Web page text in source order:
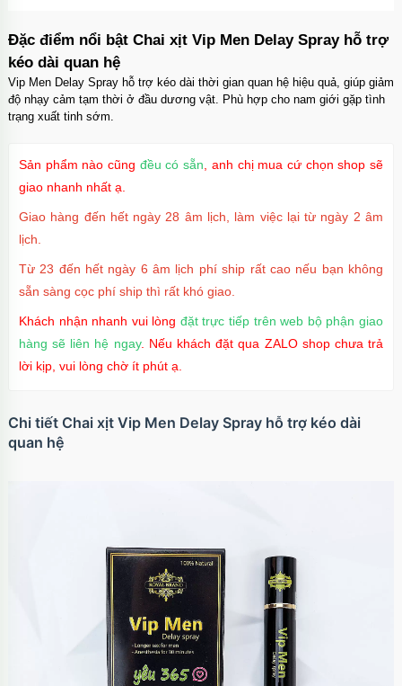
Đặc điểm nổi bật Chai xịt Vip Men Delay Spray hỗ trợ
kéo dài quan hệ
Vip Men Delay Spray hỗ trợ kéo dài thời gian quan hệ hiệu quả, giúp giảm
độ nhạy cảm tạm thời ở đầu dương vật. Phù hợp cho nam giới gặp tình
trạng xuất tinh sớm.
Sản phẩm nào cũng đều có sẵn , anh chị mua cứ chọn shop sẽ
giao nhanh nhất ạ.
Giao hàng đến hết ngày 28 âm lịch, làm việc lại từ ngày 2 âm
lịch.
Từ 23 đến hết ngày 6 âm lịch phí ship rất cao nếu bạn không
sẵn sàng cọc phí ship thì rất khó giao.
Khách nhận nhanh vui lòng đặt trực tiếp trên web bộ phận giao
hàng sẽ liên hệ ngay. Nếu khách đặt qua ZALO shop chưa trả
lời kịp, vui lòng chờ ít phút ạ.
Chi tiết Chai xịt Vip Men Delay Spray hỗ trợ kéo dài
quan hệ